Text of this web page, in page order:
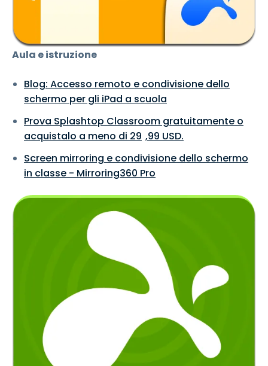
Aula e istruzione
Blog: Accesso remoto e condivisione dello
schermo per gli iPad a scuola
Prova Splashtop Classroom gratuitamente o
acquistalo a meno di 29 ,99 USD.
Screen mirroring e condivisione dello schermo
in classe - Mirroring360 Pro